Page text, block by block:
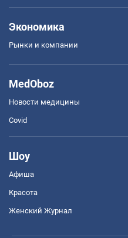
Экономика
Рынки и компании
MedOboz
Новости медицины
Covid
Шоу
Афиша
Красота
Женский Журнал